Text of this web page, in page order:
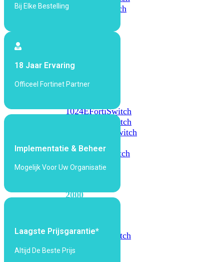
648F
FortiSwitch
1000
Series
1024EFortiSwitch
FortiSwitch
FortiSwitch
T1024F-
FPOEFortiSwitch
1048G
2000
2048FFortiSwitch
2048F-
B2F
Bij Elke Bestelling
18 Jaar Ervaring
Officeel Fortinet Partner
Implementatie & Beheer
Mogelijk Voor Uw Organisatie
Laagste Prijsgarantie*
Altijd De Beste Prijs